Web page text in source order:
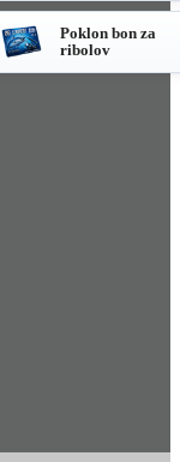
Poklon bon za
ribolov